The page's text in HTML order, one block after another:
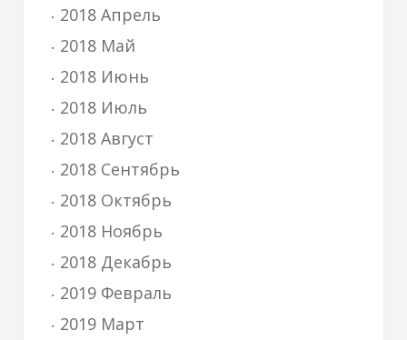
2018 Апрель
2018 Май
2018 Июнь
2018 Июль
2018 Август
2018 Сентябрь
2018 Октябрь
2018 Ноябрь
2018 Декабрь
2019 Февраль
2019 Март